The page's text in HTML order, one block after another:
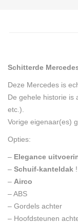
Schitterde
Deze Mercedes is
De gehele historie is
etc.).
Vorige eigenaar(es)
Opties:
– Elegance
– Schuif-kanteldak !
– Airco
– ABS
– Gordels achter
– Hoofdsteunen